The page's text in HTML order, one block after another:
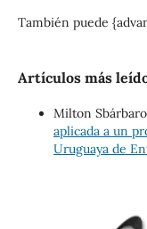
También puede
Artículos más
Milton
aplicada a un
Uruguaya de